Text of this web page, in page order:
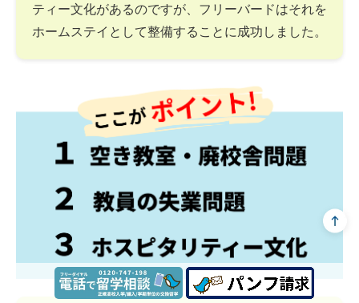
ティー文化があるのですが、フリーバードはそれを
ホームステイとして整備することに成功しました。